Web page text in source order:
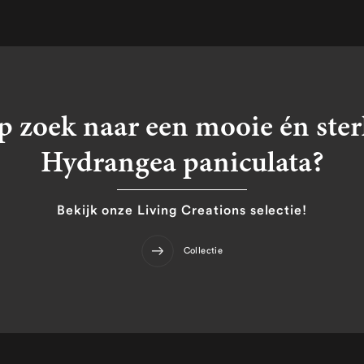
zoek naar een mooie én
Hydrangea paniculata?
Bekijk onze Living Creations selectie!
Collectie